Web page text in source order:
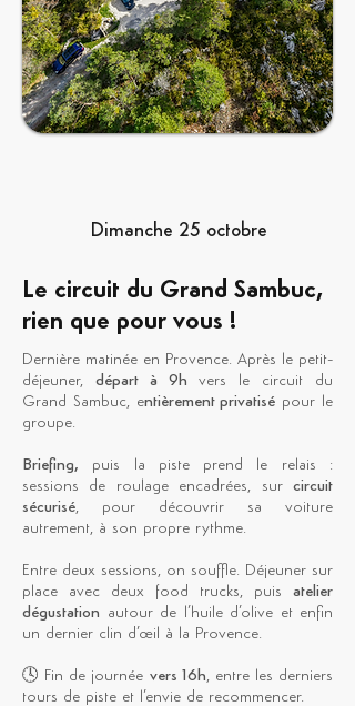
Dimanche 25 octobre
Le circuit du Grand Sambuc,
rien que pour vous !
Dernière matinée en Provence. Après le petit-
déjeuner, départ à 9h vers le circuit du
Grand Sambuc, entièrement privatisé pour le
groupe.
Briefing, puis la piste prend le relais :
sessions de roulage encadrées, sur circuit
sécurisé, pour découvrir sa voiture
autrement, à son propre rythme.
Entre deux sessions, on souffle. Déjeuner sur
place avec deux food trucks, puis atelier
dégustation autour de l’huile d’olive et enfin
un dernier clin d’œil à la Provence.
🕓 Fin de journée vers 16h, entre les derniers
tours de piste et l’envie de recommencer.